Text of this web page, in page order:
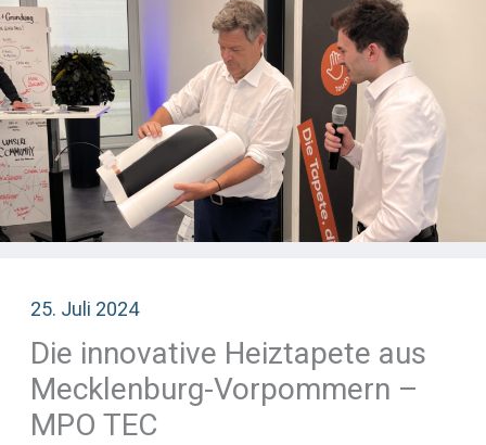
25. Juli 2024
Die innovative Heiztapete aus
Mecklenburg-Vorpommern –
MPO TEC